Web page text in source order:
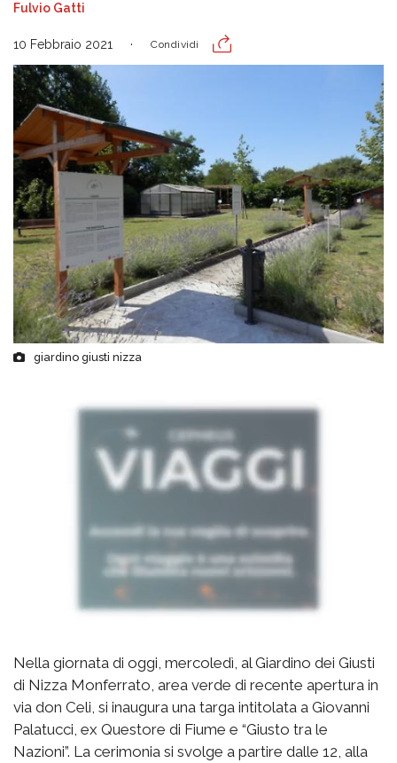
Fulvio Gatti
10 Febbraio 2021 Condividi
giardino giusti nizza
Nella giornata di oggi, mercoledì, al Giardino dei Giusti
di Nizza Monferrato, area verde di recente apertura in
via don Celi, si inaugura una targa intitolata a Giovanni
Palatucci, ex Questore di Fiume e “Giusto tra le
Nazioni”. La cerimonia si svolge a partire dalle 12, alla